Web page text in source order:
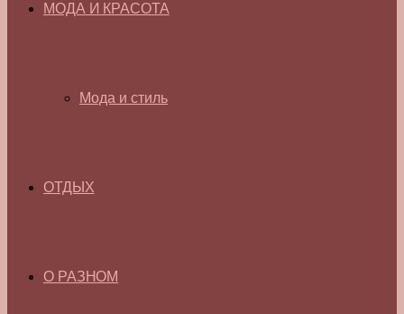
МОДА И КРАСОТА
Мода и стиль
ОТДЫХ
О РАЗНОМ